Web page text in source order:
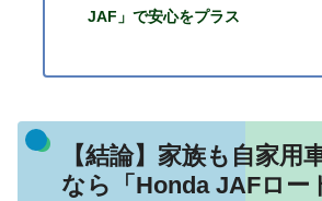
JAF」で安心をプラス
【結論】家族も自家用
なら「Honda JAFロー